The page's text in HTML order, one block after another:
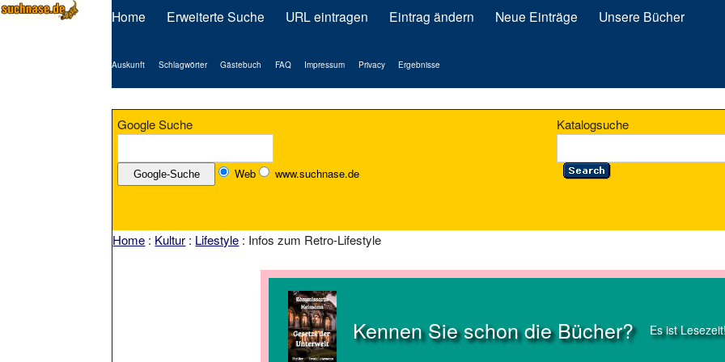
Home Erweiterte Suche URL eintragen Eintrag ändern Neue Einträge Unsere Bücher
Auskunft Schlagwörter Gästebuch FAQ Impressum Privacy Ergebnisse
Google Suche
Web www.suchnase.de
Katalogsuche
Home : Kultur : Lifestyle : Infos zum Retro-Lifestyle
Kennen Sie schon die Bücher? Es ist